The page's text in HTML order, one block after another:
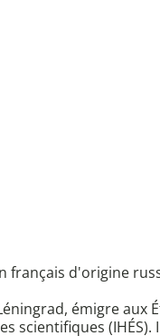
français d'origine
émigre aux
scientifiques